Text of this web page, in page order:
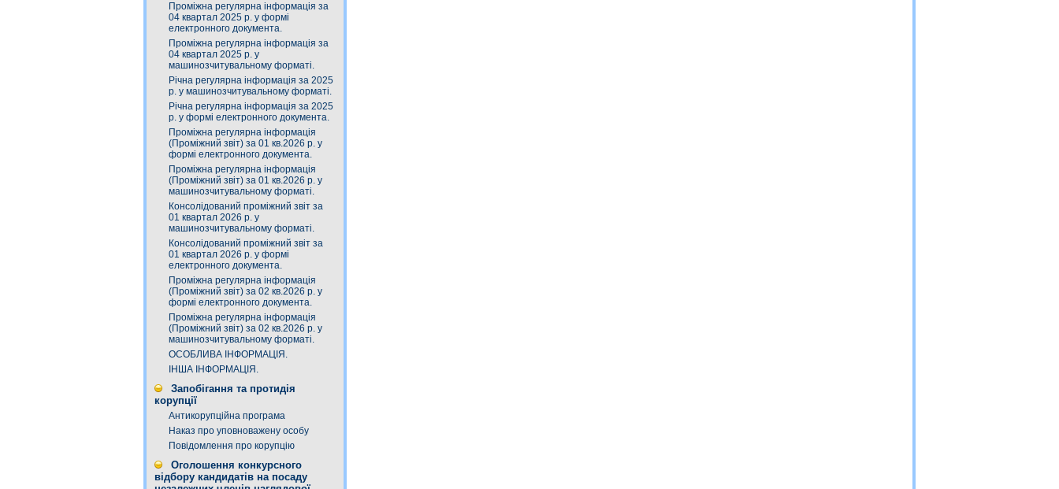
Проміжна регулярна інформація за
04 квартал 2025 р. у формі
електронного документа.
Проміжна регулярна інформація за
04 квартал 2025 р. у
машинозчитувальному форматі.
Річна регулярна інформація за 2025
р. у машинозчитувальному форматі.
Річна регулярна інформація за 2025
р. у формі електронного документа.
Проміжна регулярна інформація
(Проміжний звіт) за 01 кв.2026 р. у
формі електронного документа.
Проміжна регулярна інформація
(Проміжний звіт) за 01 кв.2026 р. у
машинозчитувальному форматі.
Консолідований проміжний звіт за
01 квартал 2026 р. у
машинозчитувальному форматі.
Консолідований проміжний звіт за
01 квартал 2026 р. у формі
електронного документа.
Проміжна регулярна інформація
(Проміжний звіт) за 02 кв.2026 р. у
формі електронного документа.
Проміжна регулярна інформація
(Проміжний звіт) за 02 кв.2026 р. у
машинозчитувальному форматі.
ОСОБЛИВА ІНФОРМАЦІЯ.
ІНША ІНФОРМАЦІЯ.
Запобігання та протидія
корупції
Антикорупційна програма
Наказ про уповноважену особу
Повідомлення про корупцію
Оголошення конкурсного
відбору кандидатів на посаду